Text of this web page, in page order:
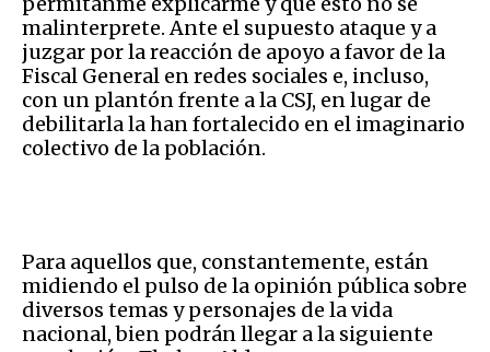
malinterprete. Ante el supuesto ataque y a
juzgar por la reacción de apoyo a favor de la
Fiscal General en redes sociales e, incluso,
con un plantón frente a la CSJ, en lugar de
debilitarla la han fortalecido en el imaginario
colectivo de la población.
Para aquellos que, constantemente, están
midiendo el pulso de la opinión pública sobre
diversos temas y personajes de la vida
nacional, bien podrán llegar a la siguiente